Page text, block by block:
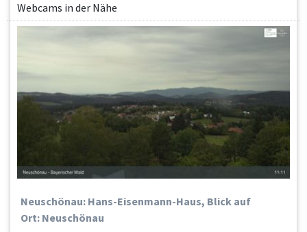
Webcams in der Nähe
Neuschönau: Hans-Eisenmann-Haus, Blick auf
Ort: Neuschönau